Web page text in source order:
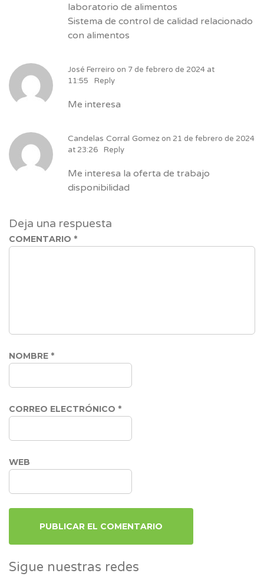
laboratorio de alimentos
Sistema de control de calidad relacionado
con alimentos
José Ferreiro on 7 de febrero de 2024 at
11:55
Reply
Me interesa
Candelas Corral Gomez on 21 de febrero de 2024
at 23:26
Reply
Me interesa la oferta de trabajo
disponibilidad
Deja una respuesta
COMENTARIO *
NOMBRE *
CORREO ELECTRÓNICO *
WEB
Sigue nuestras redes